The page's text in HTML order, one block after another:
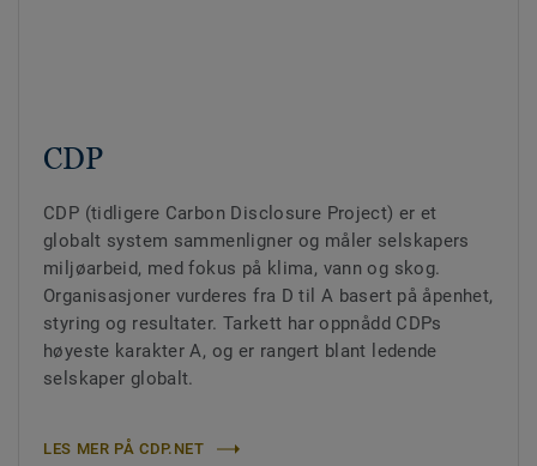
CDP
CDP (tidligere Carbon Disclosure Project) er et
globalt system sammenligner og måler selskapers
miljøarbeid, med fokus på klima, vann og skog.
Organisasjoner vurderes fra D til A basert på åpenhet,
styring og resultater. Tarkett har oppnådd CDPs
høyeste karakter A, og er rangert blant ledende
selskaper globalt.
LES MER PÅ CDP.NET